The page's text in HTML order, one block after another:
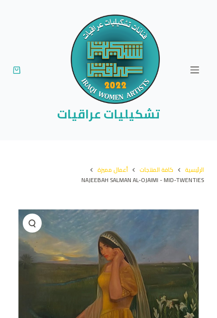
تشكيليات عراقيات
الرئيسية كافة المنتجات
أعمال مميزة
NAJEEBAH SALMAN AL-OJAIMI - MID-TWENTIES